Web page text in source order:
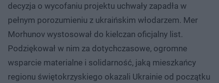
decyzja o wycofaniu projektu uchwały zapadła w
pełnym porozumieniu z ukraińskim włodarzem. Mer
Morhunov wystosował do kielczan oficjalny list.
Podziękował w nim za dotychczasowe, ogromne
wsparcie materialne i solidarność, jaką mieszkańcy
regionu świętokrzyskiego okazali Ukrainie od początku